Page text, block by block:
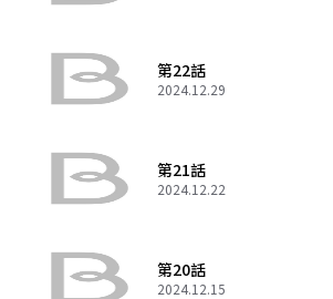
第22話
2024.12.29
第21話
2024.12.22
第20話
2024.12.15